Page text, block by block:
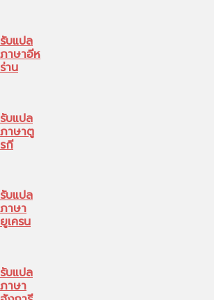
รับแปล
ภาษาอีห
ร่าน
รับแปล
ภาษาตู
รกี
รับแปล
ภาษา
ยูเครน
รับแปล
ภาษา